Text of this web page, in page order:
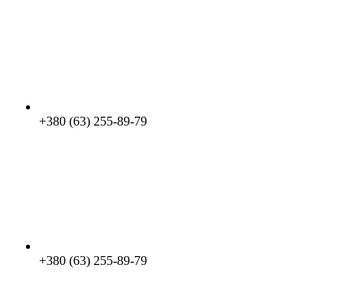
+380 (63) 255-89-79
+380 (63) 255-89-79